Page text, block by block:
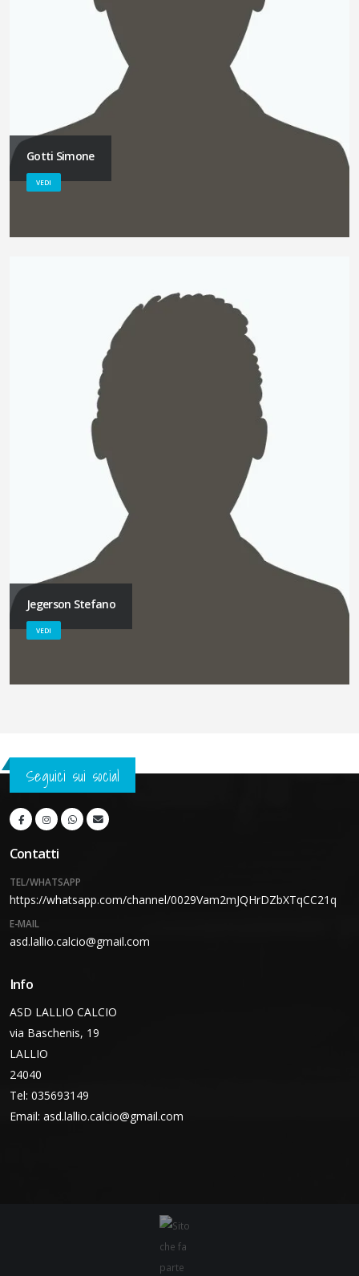
Gotti Simone
VEDI
Jegerson Stefano
VEDI
Seguici sui social
Contatti
TEL/WHATSAPP
https://whatsapp.com/channel/0029Vam2mJQHrDZbXTqCC21q
E-MAIL
asd.lallio.calcio@gmail.com
Info
ASD LALLIO CALCIO
via Baschenis, 19
LALLIO
24040
Tel: 035693149
Email: asd.lallio.calcio@gmail.com